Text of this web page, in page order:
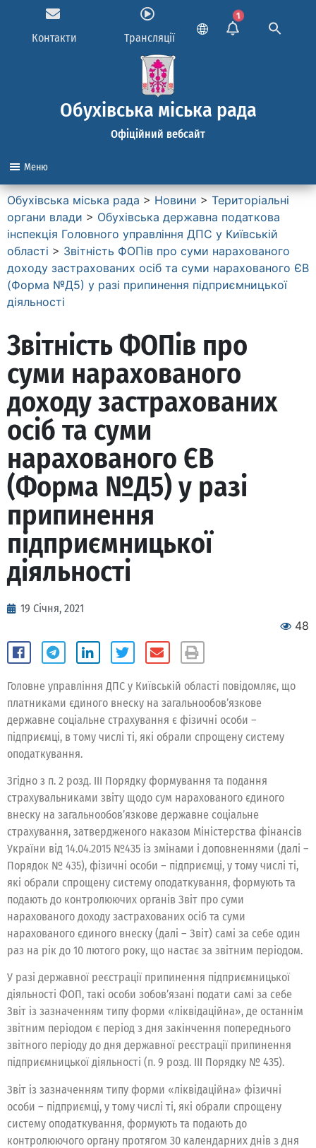
Контакти Трансляції
1
Обухівська міська рада
Офіційний вебсайт
Меню
Обухівська міська рада > Новини > Територіальні
органи влади > Обухівська державна податкова
інспекція Головного управління ДПС у Київській
області > Звітність ФОПів про суми нарахованого
доходу застрахованих осіб та суми нарахованого ЄВ
(Форма №Д5) у разі припинення підприємницької
діяльності
Звітність ФОПів про
суми нарахованого
доходу застрахованих
осіб та суми
нарахованого ЄВ
(Форма №Д5) у разі
припинення
підприємницької
діяльності
19 Січня, 2021
48
Головне управління ДПС у Київській області повідомляє, що
платниками єдиного внеску на загальнообов’язкове
державне соціальне страхування є фізичні особи –
підприємці, в тому числі ті, які обрали спрощену систему
оподаткування.
Згідно з п. 2 розд. ІІІ Порядку формування та подання
страхувальниками звіту щодо сум нарахованого єдиного
внеску на загальнообов’язкове державне соціальне
страхування, затвердженого наказом Міністерства фінансів
України від 14.04.2015 №435 із змінами і доповненнями (далі –
Порядок № 435), фізичні особи – підприємці, у тому числі ті,
які обрали спрощену систему оподаткування, формують та
подають до контролюючих органів Звіт про суми
нарахованого доходу застрахованих осіб та суми
нарахованого єдиного внеску (далі – Звіт) самі за себе один
раз на рік до 10 лютого року, що настає за звітним періодом.
У разі державної реєстрації припинення підприємницької
діяльності ФОП, такі особи зобов’язані подати самі за себе
Звіт із зазначенням типу форми «ліквідаційна», де останнім
звітним періодом є період з дня закінчення попереднього
звітного періоду до дня державної реєстрації припинення
підприємницької діяльності (п. 9 розд. ІІІ Порядку № 435).
Звіт із зазначенням типу форми «ліквідаційна» фізичні
особи – підприємці, у тому числі ті, які обрали спрощену
систему оподаткування, формують та подають до
контролюючого органу протягом 30 календарних днів з дня